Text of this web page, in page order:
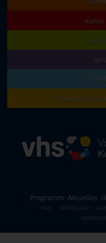
Kunst
Programm Aktuelles
FAQ IMPRESSUM AGB